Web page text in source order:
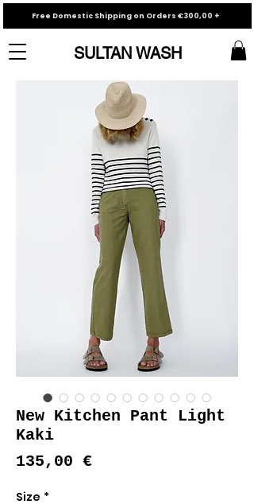
SULTAN WASH
Free Domestic Shipping on Orders €300,00 +
New Kitchen Pant Light
Kaki
135,00 €Prix
Size *